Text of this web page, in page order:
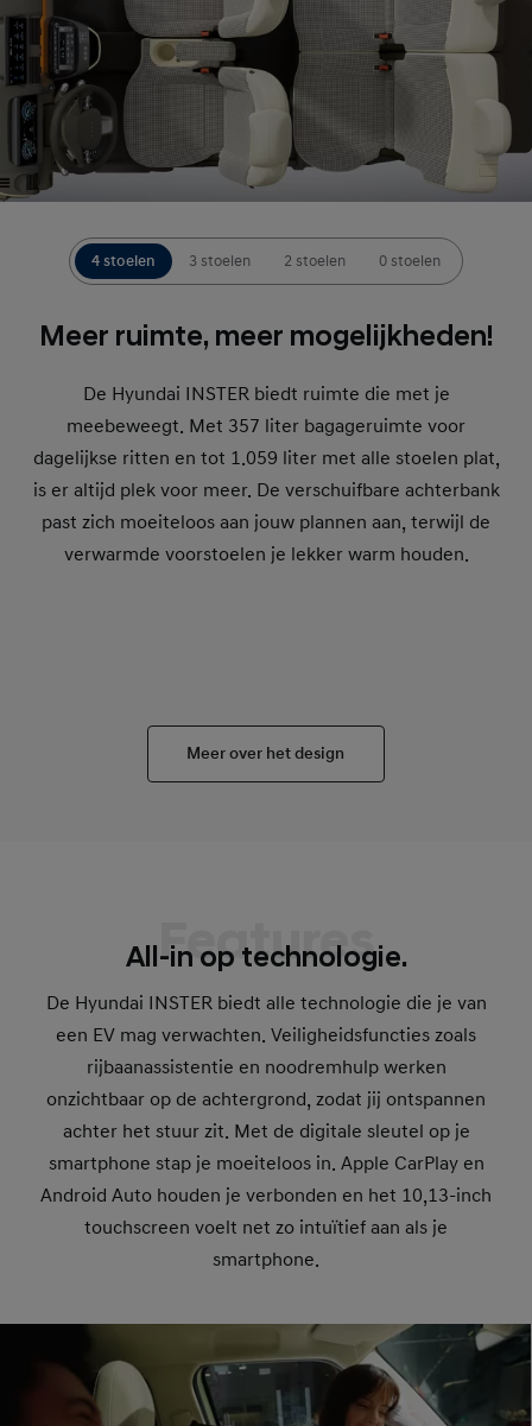
Meer ruimte, meer mogelijkheden!
De Hyundai INSTER biedt ruimte die met je
meebeweegt. Met 357 liter bagageruimte voor
dagelijkse ritten en tot 1.059 liter met alle stoelen plat,
is er altijd plek voor meer. De verschuifbare achterbank
past zich moeiteloos aan jouw plannen aan, terwijl de
verwarmde voorstoelen je lekker warm houden.
4 stoelen 3 stoelen 2 stoelen 0 stoelen
Meer over het design
Features
All-in op technologie.
De Hyundai INSTER biedt alle technologie die je van
een EV mag verwachten. Veiligheidsfuncties zoals
rijbaanassistentie en noodremhulp werken
onzichtbaar op de achtergrond, zodat jij ontspannen
achter het stuur zit. Met de digitale sleutel op je
smartphone stap je moeiteloos in. Apple CarPlay en
Android Auto houden je verbonden en het 10,13-inch
touchscreen voelt net zo intuïtief aan als je
smartphone.